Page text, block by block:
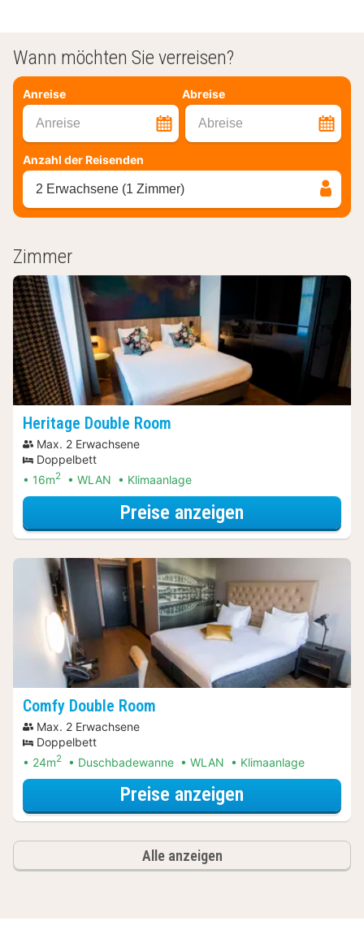
Wann möchten Sie verreisen?
Anreise Abreise
Anreise Abreise
Anzahl der Reisenden
2 Erwachsene (1 Zimmer)
Zimmer
Heritage Double Room
Max. 2 Erwachsene
Doppelbett
16m2 WLAN Klimaanlage
Preise anzeigen
Comfy Double Room
Max. 2 Erwachsene
Doppelbett
24m2 Duschbadewanne WLAN Klimaanlage
Preise anzeigen
Alle anzeigen